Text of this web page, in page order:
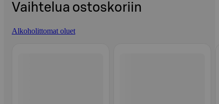
Vaihtelua ostoskoriin
Alkoholittomat oluet